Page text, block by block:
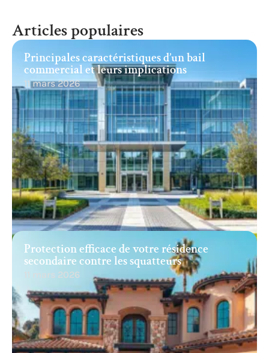
Articles populaires
Principales caractéristiques d’un bail
commercial et leurs implications
11 mars 2026
Protection efficace de votre résidence
secondaire contre les squatteurs
11 mars 2026